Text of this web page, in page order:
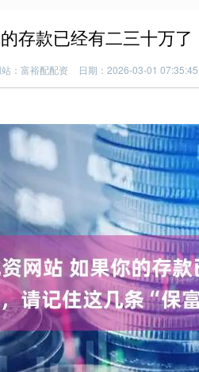
存款已经有二三十万了
站：富裕配配资 日期：2026-03-01 07:35:45